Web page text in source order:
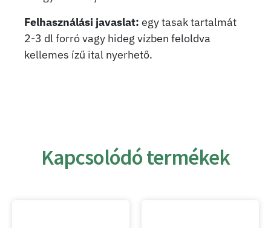
Felhasználási javaslat: egy tasak tartalmát
2-3 dl forró vagy hideg vízben feloldva
kellemes ízű ital nyerhető.
Kapcsolódó termékek